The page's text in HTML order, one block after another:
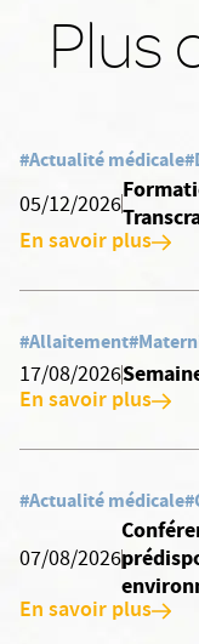
Plus
#Actualité médicale
05/12/2026
En savoir plus
#Allaitement
17/08/2026
En savoir plus
#Actualité médicale
07/08/2026
En savoir plus